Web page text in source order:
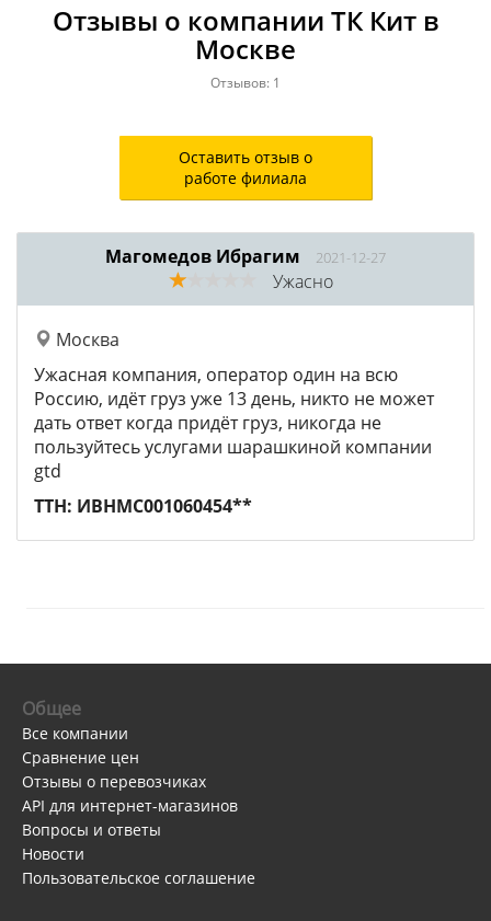
Отзывы о компании ТК Кит в
Москве
Отзывов: 1
Оставить отзыв о
работе филиала
Магомедов Ибрагим 2021-12-27
Ужасно
Москва
Ужасная компания, оператор один на всю
Россию, идёт груз уже 13 день, никто не может
дать ответ когда придёт груз, никогда не
пользуйтесь услугами шарашкиной компании
gtd
ТТН: ИВНМС001060454**
Общее
Все компании
Сравнение цен
Отзывы о перевозчиках
API для интернет-магазинов
Вопросы и ответы
Новости
Пользовательское соглашение